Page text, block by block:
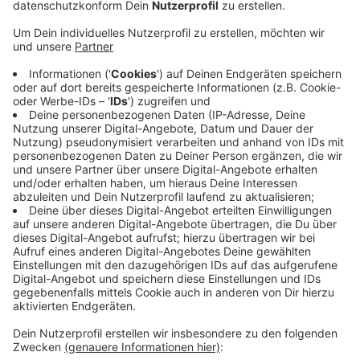
man geht davon aus, am kommenden Mittwoch
(10.3.) wieder aufmachen zu können. An diesem
Tag öffnen auch die meisten anderen Zoos in NRW
ihre Pforten.
Für einen Besuch im Aachener Tierpark muss man
allerdings vorab online buchen. Dafür hat der
RWTH-Wirtschaftsinformatiker Manuel
Ritterbecks dem Tierpark ehrenamtlich ein
Programm geschrieben.
Wie die Vorab-Buchung genau erfolgt, wird der
Tierpark auf seiner Facebook-Seite noch
mitteilen.
Veröffentlicht:Freitag, 05.03.2021 16:42
Anzeige